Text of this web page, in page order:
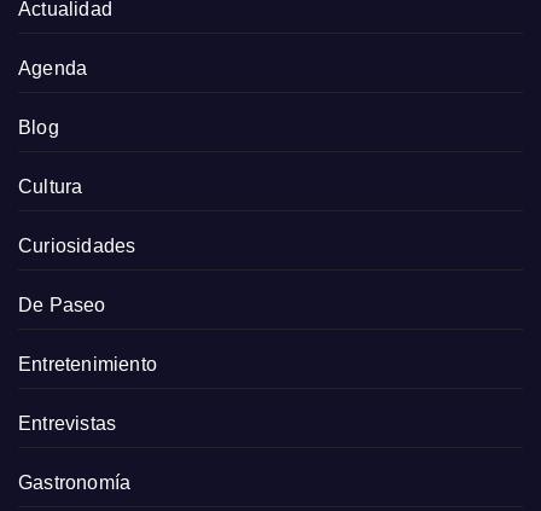
Actualidad
Agenda
Blog
Cultura
Curiosidades
De Paseo
Entretenimiento
Entrevistas
Gastronomía